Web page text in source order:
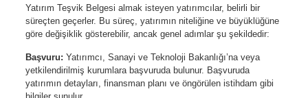
Yatırım Teşvik Belgesi almak isteyen yatırımcılar, belirli bir
süreçten geçerler. Bu süreç, yatırımın niteliğine ve büyüklüğüne
göre değişiklik gösterebilir, ancak genel adımlar şu şekildedir:
Başvuru: Yatırımcı, Sanayi ve Teknoloji Bakanlığı’na veya
yetkilendirilmiş kurumlara başvuruda bulunur. Başvuruda
yatırımın detayları, finansman planı ve öngörülen istihdam gibi